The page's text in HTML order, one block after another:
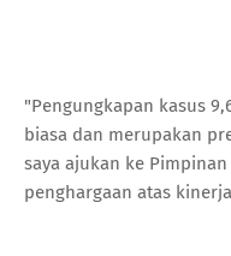
"Pengungkapan kasus
biasa dan merupakan
saya ajukan ke
penghargaan atas